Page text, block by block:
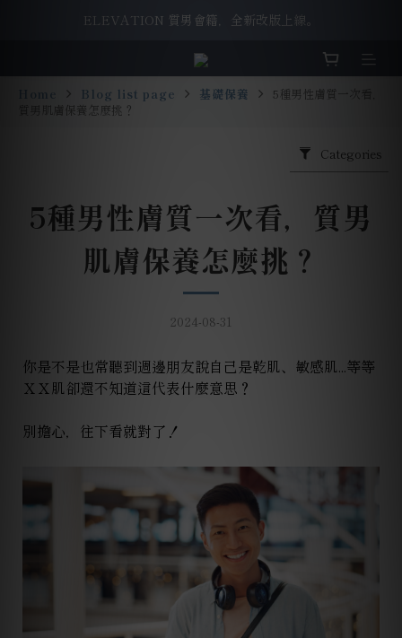
ELEVATION 質男會籍，全新改版上線。
ELEVATION 質男會籍，全新改版上線。
洗面乳舊換新，一起守護我們唯一的地球。
ELEVATION 質男會籍，全新改版上線。
Home Blog list page 基礎保養
5種男性膚質一次看，
質男肌膚保養怎麼挑？
Categories
5種男性膚質一次看，質男
肌膚保養怎麼挑？
2024-08-31
你是不是也常聽到週邊朋友說自己是乾肌、敏感肌 ...等等
ＸＸ肌卻還不知道這代表什麼意思 ？
別擔心，往下看就對了 ！